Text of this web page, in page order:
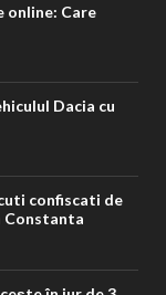
online: Care
Dacia cu
confiscati de
Constanta